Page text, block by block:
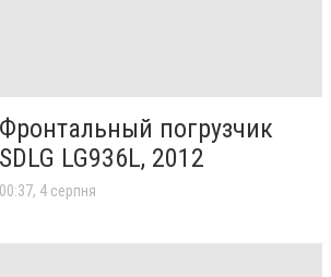
Фронтальный погрузчик
SDLG LG936L, 2012
00:37, 4 серпня